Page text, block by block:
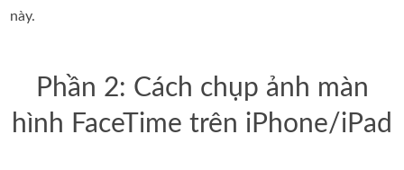
này.
Phần 2: Cách chụp ảnh màn
hình FaceTime trên iPhone/iPad